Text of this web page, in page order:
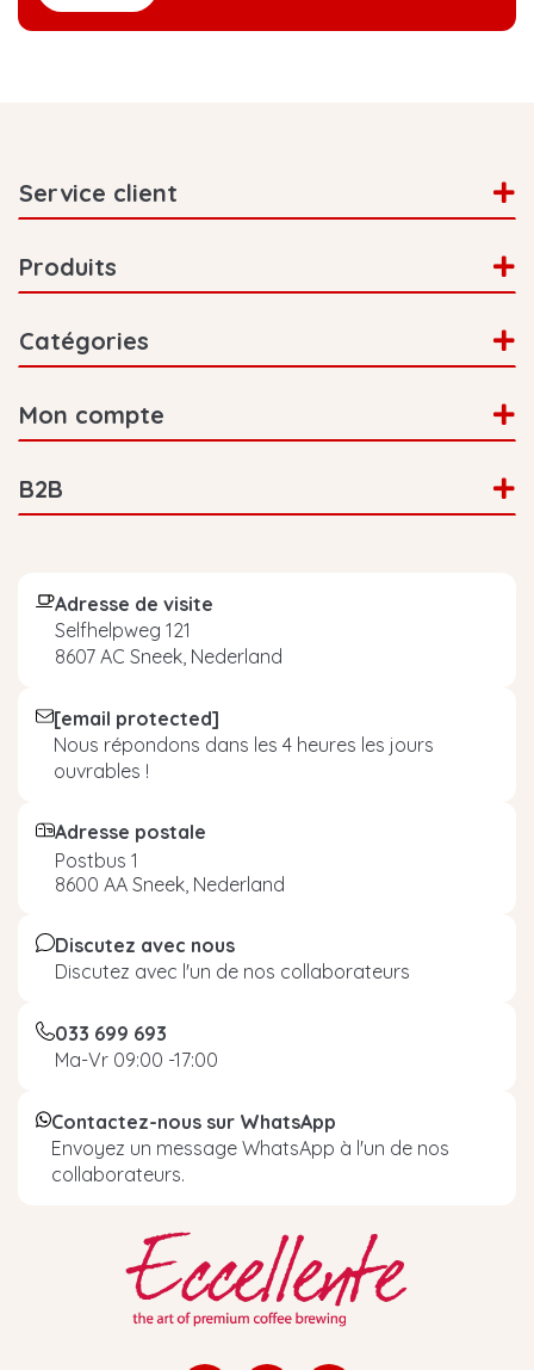
Service client
Produits
Catégories
Mon compte
B2B
Adresse de visite
Selfhelpweg 121
8607 AC Sneek, Nederland
[email protected]
Nous répondons dans les 4 heures les jours
ouvrables !
Adresse postale
Postbus 1
8600 AA Sneek, Nederland
Discutez avec nous
Discutez avec l'un de nos collaborateurs
033 699 693
Ma-Vr 09:00 -17:00
Contactez-nous sur WhatsApp
Envoyez un message WhatsApp à l'un de nos
collaborateurs.